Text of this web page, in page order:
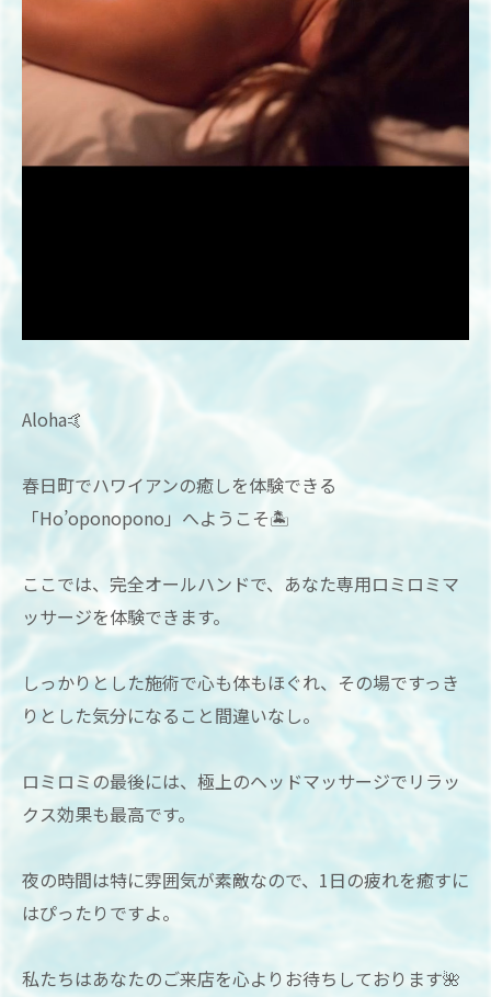
Aloha🤙
春日町でハワイアンの癒しを体験できる
「Ho’oponopono」へようこそ🏝
ここでは、完全オールハンドで、あなた専用ロミロミマ
ッサージを体験できます。
しっかりとした施術で心も体もほぐれ、その場ですっき
りとした気分になること間違いなし。
ロミロミの最後には、極上のヘッドマッサージでリラッ
クス効果も最高です。
夜の時間は特に雰囲気が素敵なので、1日の疲れを癒すに
はぴったりですよ。
私たちはあなたのご来店を心よりお待ちしております🌺